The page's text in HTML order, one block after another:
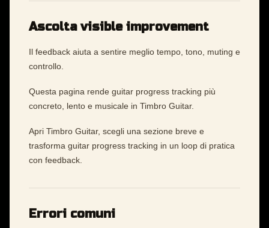
Ascolta visible improvement
Il feedback aiuta a sentire meglio tempo, tono, muting e
controllo.
Questa pagina rende guitar progress tracking più
concreto, lento e musicale in Timbro Guitar.
Apri Timbro Guitar, scegli una sezione breve e
trasforma guitar progress tracking in un loop di pratica
con feedback.
Errori comuni